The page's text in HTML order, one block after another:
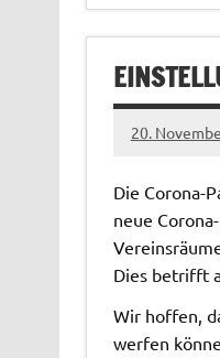
20.
Die Corona-
neue
Dies betrifft
Wir hoffen,
werfen